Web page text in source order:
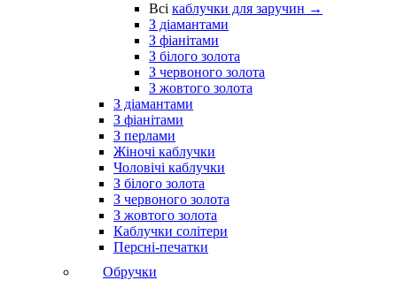
Всі каблучки для заручин →
З діамантами
З фіанітами
З білого золота
З червоного золота
З жовтого золота
З діамантами
З фіанітами
З перлами
Жіночі каблучки
Чоловічі каблучки
З білого золота
З червоного золота
З жовтого золота
Каблучки солітери
Персні-печатки
Обручки